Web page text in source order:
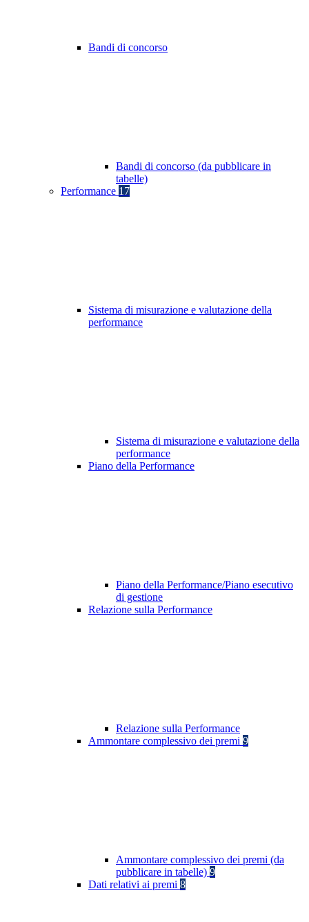
Bandi di concorso
Bandi di concorso (da pubblicare in
tabelle)
Performance 17
Sistema di misurazione e valutazione della
performance
Sistema di misurazione e valutazione della
performance
Piano della Performance
Piano della Performance/Piano esecutivo
di gestione
Relazione sulla Performance
Relazione sulla Performance
Ammontare complessivo dei premi 9
Ammontare complessivo dei premi (da
pubblicare in tabelle) 9
Dati relativi ai premi 8